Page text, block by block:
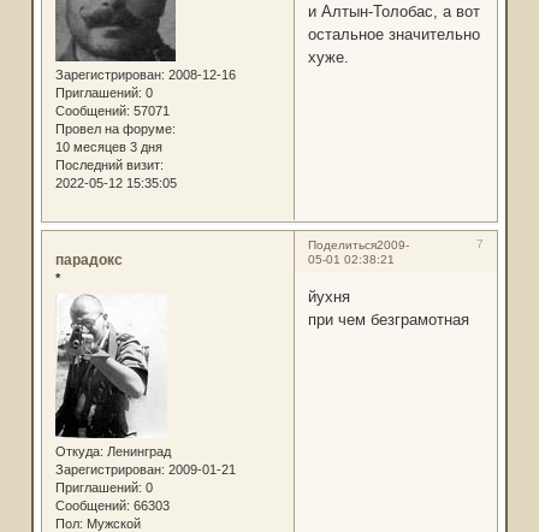
Зарегистрирован: 2008-12-16
Приглашений: 0
Сообщений: 57071
Провел на форуме:
10 месяцев 3 дня
Последний визит:
2022-05-12 15:35:05
и Алтын-Толобас, а вот
остальное значительно
хуже.
Поделиться 7
2009-
05-01 02:38:21
парадокс
*
Откуда: Ленинград
Зарегистрирован: 2009-01-21
Приглашений: 0
Сообщений: 66303
Пол: Мужской
йухня
при чем безграмотная